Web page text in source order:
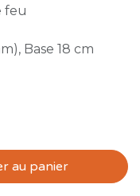
feu
Base 18 cm
au panier